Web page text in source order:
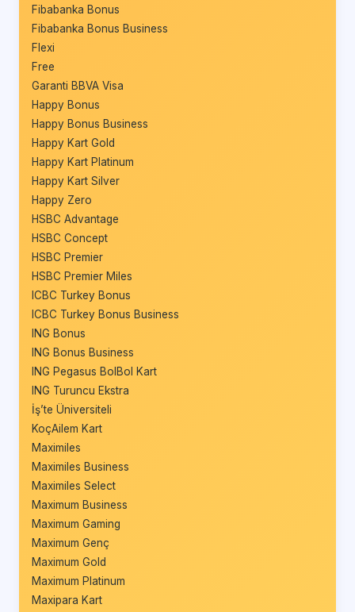
Fibabanka Bonus
Fibabanka Bonus Business
Flexi
Free
Garanti BBVA Visa
Happy Bonus
Happy Bonus Business
Happy Kart Gold
Happy Kart Platinum
Happy Kart Silver
Happy Zero
HSBC Advantage
HSBC Concept
HSBC Premier
HSBC Premier Miles
ICBC Turkey Bonus
ICBC Turkey Bonus Business
ING Bonus
ING Bonus Business
ING Pegasus BolBol Kart
ING Turuncu Ekstra
İş’te Üniversiteli
KoçAilem Kart
Maximiles
Maximiles Business
Maximiles Select
Maximum Business
Maximum Gaming
Maximum Genç
Maximum Gold
Maximum Platinum
Maxipara Kart